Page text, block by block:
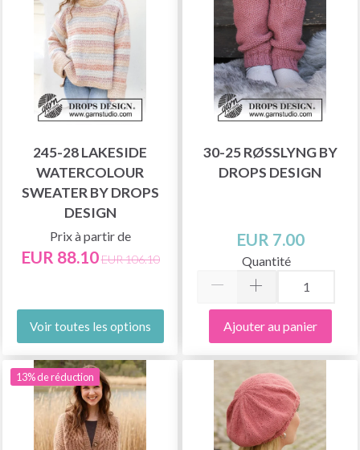
245-28 LAKESIDE
WATERCOLOUR
SWEATER BY DROPS
DESIGN
Prix à partir de
EUR 88.10EUR 106.10
Voir toutes les options
30-25 RØSSLYNG BY
DROPS DESIGN
EUR 7.00
Quantité
Ajouter au panier
13% de réduction